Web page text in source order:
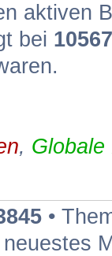
aktiven
bei 10567
, Globale
•
neuestes